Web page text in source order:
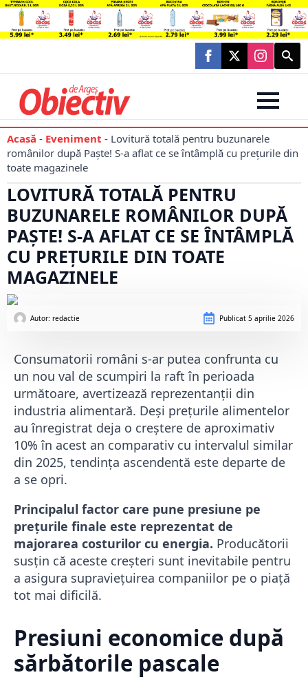
Search
for:
Acasă - Eveniment - Lovitură totală pentru buzunarele
românilor după Paște! S-a aflat ce se întâmplă cu prețurile din
toate magazinele
LOVITURĂ TOTALĂ PENTRU
BUZUNARELE ROMÂNILOR DUPĂ
PAȘTE! S-A AFLAT CE SE ÎNTÂMPLĂ
CU PREȚURILE DIN TOATE
MAGAZINELE
Autor: redactie Publicat 5 aprilie 2026
Consumatorii români s-ar putea confrunta cu
un nou val de scumpiri la raft în perioada
următoare, avertizează reprezentanții din
industria alimentară. Deși prețurile alimentelor
au înregistrat deja o creștere de aproximativ
10% în acest an comparativ cu intervalul similar
din 2025, tendința ascendentă este departe de
a se opri.
Principalul factor care pune presiune pe
prețurile finale este reprezentat de
majorarea costurilor cu energia. Producătorii
susțin că aceste creșteri sunt inevitabile pentru
a asigura supraviețuirea companiilor pe o piață
tot mai dificilă.
Presiuni economice după
sărbătorile pascale